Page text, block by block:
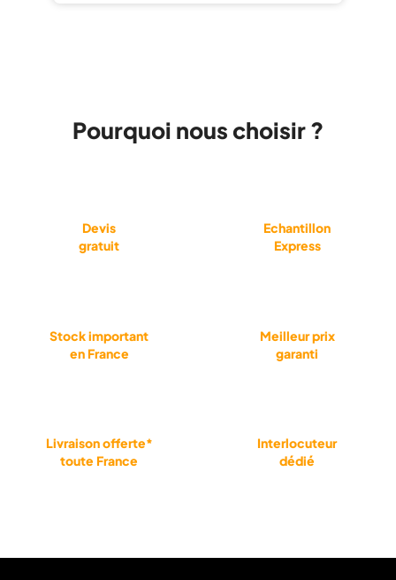
Pourquoi nous choisir ?
Devis
gratuit
Echantillon
Express
Stock important
en France
Meilleur prix
garanti
Livraison offerte*
toute France
Interlocuteur
dédié